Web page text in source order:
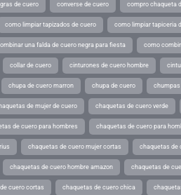
de cuero converse de cuero compro chaqueta
como limpiar tapizados de cuero como limpiar tapiceria
una falda de cuero negra para fiesta como
collar de cuero cinturones de cuero hombre
chupa de cuero marron chupa de cuero chumpas
de mujer de cuero chaquetas de cuero verde
de cuero para hombres chaquetas de cuero para
chaquetas de cuero mujer cortas chaquetas de
chaquetas de cuero hombre amazon chaquetas de
cuero cortas chaquetas de cuero chica